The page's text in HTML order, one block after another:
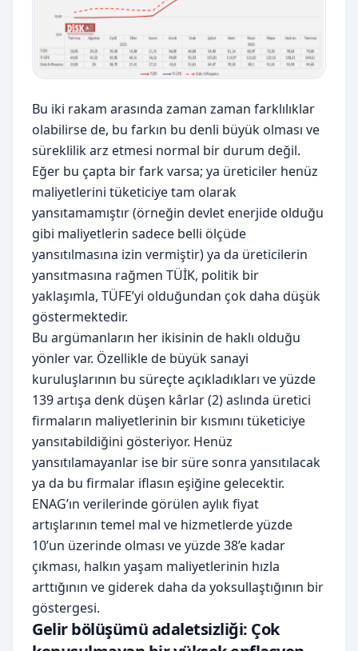
Bu iki rakam arasında zaman zaman farklılıklar
olabilirse de, bu farkın bu denli büyük olması ve
süreklilik arz etmesi normal bir durum değil.
Eğer bu çapta bir fark varsa; ya üreticiler henüz
maliyetlerini tüketiciye tam olarak
yansıtamamıştır (örneğin devlet enerjide olduğu
gibi maliyetlerin sadece belli ölçüde
yansıtılmasına izin vermiştir) ya da üreticilerin
yansıtmasına rağmen TÜİK, politik bir
yaklaşımla, TÜFE’yi olduğundan çok daha düşük
göstermektedir.
Bu argümanların her ikisinin de haklı olduğu
yönler var. Özellikle de büyük sanayi
kuruluşlarının bu süreçte açıkladıkları ve yüzde
139 artışa denk düşen kârlar (2) aslında üretici
firmaların maliyetlerinin bir kısmını tüketiciye
yansıtabildiğini gösteriyor. Henüz
yansıtılamayanlar ise bir süre sonra yansıtılacak
ya da bu firmalar iflasın eşiğine gelecektir.
ENAG’ın verilerinde görülen aylık fiyat
artışlarının temel mal ve hizmetlerde yüzde
10’un üzerinde olması ve yüzde 38’e kadar
çıkması, halkın yaşam maliyetlerinin hızla
arttığının ve giderek daha da yoksullaştığının bir
göstergesi.
Gelir bölüşümü adaletsizliği: Çok